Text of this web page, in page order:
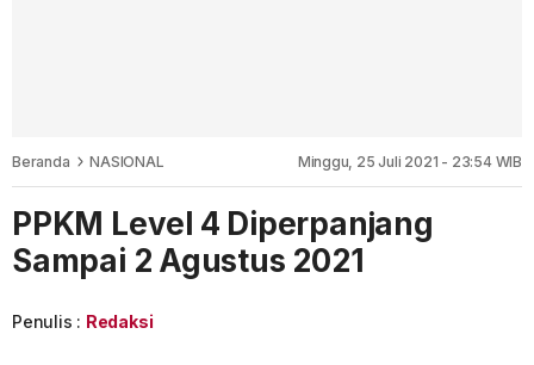
Beranda NASIONAL Minggu, 25 Juli 2021 - 23:54 WIB
PPKM Level 4 Diperpanjang
Sampai 2 Agustus 2021
Penulis : Redaksi